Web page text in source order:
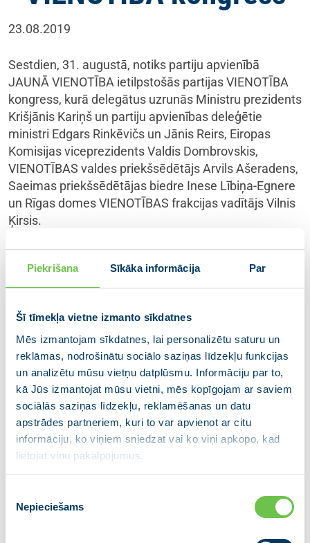
Piekrišana Sīkāka informācija Par
Šī tīmekļa vietne izmanto sīkdatnes
Mēs izmantojam sīkdatnes, lai personalizētu saturu un
reklāmas, nodrošinātu sociālo saziņas līdzekļu funkcijas
un analizētu mūsu vietņu datplūsmu. Informāciju par to,
kā Jūs izmantojat mūsu vietni, mēs kopīgojam ar saviem
sociālās saziņas līdzekļu, reklamēšanas un datu
apstrādes partneriem, kuri to var apvienot ar citu
informāciju, ko viņiem sniedzat vai ko viņi apkopo, kad
lietojat viņu pakalpojumus.
izvēle
Nepieciešams
23.08.2019
Sestdien, 31. augustā, notiks partiju apvienībā
JAUNĀ VIENOTĪBA ietilpstošās partijas VIENOTĪBA
kongress, kurā delegātus uzrunās Ministru prezidents
Krišjānis Kariņš un partiju apvienības deleģētie
ministri Edgars Rinkēvičs un Jānis Reirs, Eiropas
Komisijas viceprezidents Valdis Dombrovskis,
VIENOTĪBAS valdes priekšsēdētājs Arvils Ašeradens,
Saeimas priekšsēdētājas biedre Inese Lībiņa-Egnere
un Rīgas domes VIENOTĪBAS frakcijas vadītājs Vilnis
Ķirsis.
Kongresa ietvaros notiks paneļdiskusijas par klimata
ekonomiku, nākotnes pašvaldībām un zinātnes
sabiedrību, kongresa gaitā paredzētas partijas
vēlēšanas, kā arī partijas domes priekšsēdētāja un tā
vietnieka vēlēšanas.
Partijas VIENOTĪBA kongress notiks š.g. 31. augustā
Rīgā, Spīķeru koncertzālē, Ģenerāļa Radziņa
krastmalā 3. Kongresa sākums pl. 10:00, mediju
pārstāvji laipni aicināti piedalīties kongresā.
Partija VIENOTĪBA ar partijām “Kuldīgas novadam”,
partija” kopā veido partiju apvienību JAUNĀ
VIENOTĪBA. Tās valdes priekšsēdētājs ir Ministru